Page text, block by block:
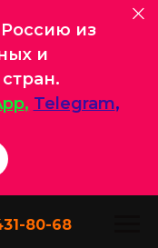
из
и
, Telegram,
80-68